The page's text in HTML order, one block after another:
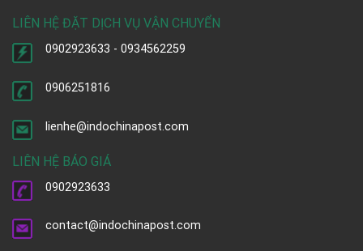
LIÊN HỆ ĐẶT DỊCH VỤ VẬN CHUYỂN
0902923633 - 0934562259
0906251816
lienhe@indochinapost.com
LIÊN HỆ BÁO GIÁ
0902923633
contact@indochinapost.com